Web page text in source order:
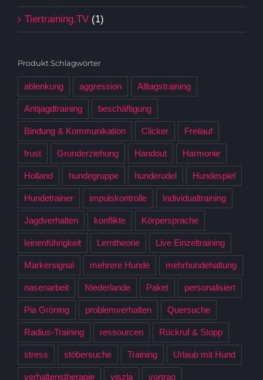
Tiertraining.TV (1)
Produkt Schlagwörter
ablenkung aggression Alltagstraining
Antijagdtraining beschäftigung
Bindung & Kommunikation Clicker Freilauf
frust Grunderziehung Handout Harmonie
Holland hundegruppe hunderudel Hundespiel
Hundetrainer impulskontrolle Individualtraining
Jagdverhalten konflikte Körpersprache
leinenführigkeit Lerntheorie Live Einzeltraining
Markersignal mehrere Hunde mehrhundehaltung
nasenarbeit Niederlande Paket personalisiert
Pia Gröning problemverhalten Quersuche
Radius-Training ressourcen Rückruf & Stopp
stress stöbersuche Training Urlaub mit Hund
verhaltenstherapie viszla vortrag